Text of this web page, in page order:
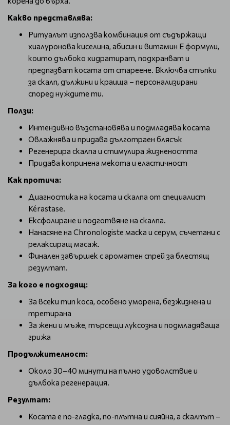
Какво представлява:
Ритуалът използва комбинация от съдържащи
хиалуронова киселина, абисин и витамин Е формули,
които дълбоко хидратират, подхранват и
предпазват косата от стареене. Включва стъпки
за скалп, дължини и краища – персонализирани
според нуждите ти.
Ползи:
Интензивно възстановява и подмладява косата
Овлажнява и придава дълготраен блясък
Регенерира скалпа и стимулира жизнеността
Придава копринена мекота и еластичност
Как протича:
Диагностика на косата и скалпа от специалист
Kérastase.
Ексфолиране и подготвяне на скалпа.
Нанасяне на Chronologiste маска и серум, съчетани с
релаксиращ масаж.
Финален завършек с ароматен спрей за блестящ
резултат.
За кого е подходящ:
За всеки тип коса, особено уморена, безжизнена и
третирана
За жени и мъже, търсещи луксозна и подмладяваща
грижа
Продължителност:
Около 30–40 минути на пълно удоволствие и
дълбока регенерация.
Резултат:
Косата е по-гладка, по-плътна и сияйна, а скалпът –